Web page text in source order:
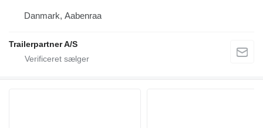
Danmark, Aabenraa
Trailerpartner A/S